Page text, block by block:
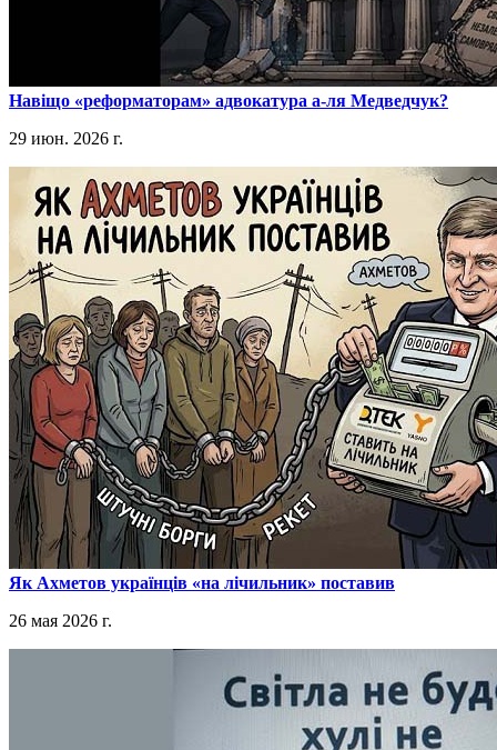
​Навіщо «реформаторам» адвокатура а-ля Медведчук?
29 июн. 2026 г.
​Як Ахметов українців «на лічильник» поставив
26 мая 2026 г.